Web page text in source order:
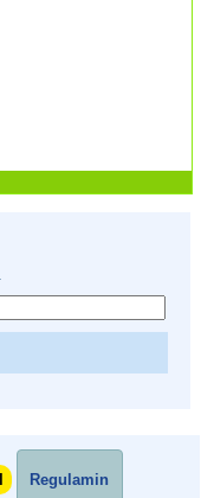
Regulamin